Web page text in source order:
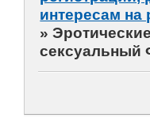
интересам на
»
сексуальный